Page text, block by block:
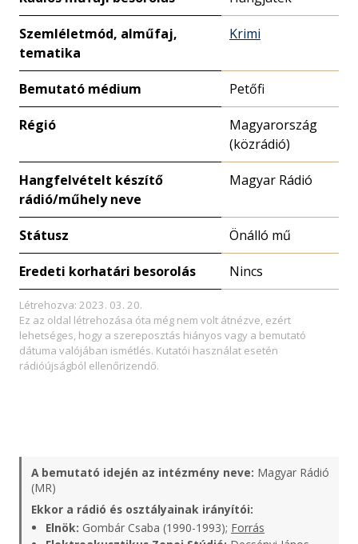
Szemléletmód, alműfaj,
tematika
Krimi
Bemutató médium Petőfi
Régió
Magyarország
(közrádió)
Hangfelvételt készítő
rádió/műhely neve
Magyar Rádió
Státusz Önálló mű
Eredeti korhatári besorolás Nincs
Létrehozva: 2023. 03. 20.
Ez az oldal létrehozása óta még nem volt átnézve, ezért
lehetséges, hogy a szereposztás hiányos vagy a bemutató
dátuma valójában ismétlés. Kutatói használat esetén
rádióújságból ellenőrizendő.
A bemutató idején az intézmény neve: Magyar Rádió
(MR)
Ekkor a rádió és osztályainak irányítói:
Elnök: Gombár Csaba (1990-1993); Forrás